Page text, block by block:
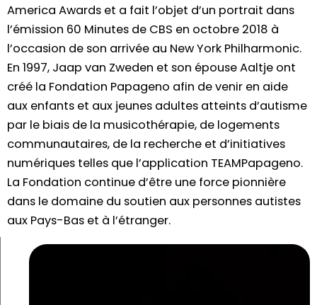
America Awards et a fait l’objet d’un portrait dans
l’émission 60 Minutes de CBS en octobre 2018 à
l’occasion de son arrivée au New York Philharmonic.
En 1997, Jaap van Zweden et son épouse Aaltje ont
créé la Fondation Papageno afin de venir en aide
aux enfants et aux jeunes adultes atteints d’autisme
par le biais de la musicothérapie, de logements
communautaires, de la recherche et d’initiatives
numériques telles que l’application TEAMPapageno.
La Fondation continue d’être une force pionnière
dans le domaine du soutien aux personnes autistes
aux Pays-Bas et à l’étranger.